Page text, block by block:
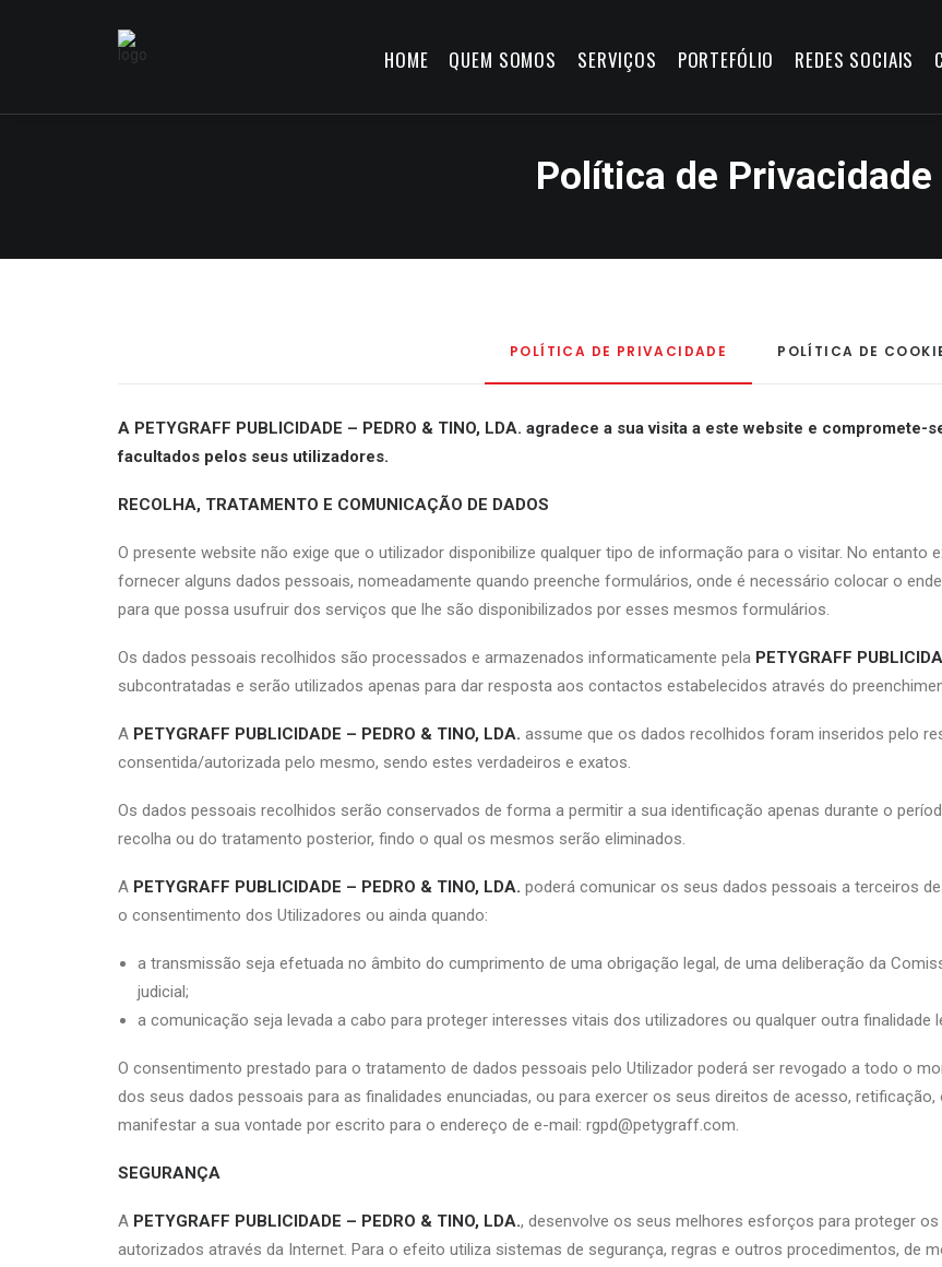
HOME QUEM SOMOS SERVIÇOS PORTEFÓLIO REDES SOCIAIS
Política de Privacidade
POLÍTICA DE PRIVACIDADE POLÍTICA DE
A PETYGRAFF PUBLICIDADE – PEDRO & TINO, LDA. agradece a sua visita a este website e
facultados pelos seus utilizadores.
RECOLHA, TRATAMENTO E COMUNICAÇÃO DE DADOS
O presente website não exige que o utilizador disponibilize qualquer tipo de informação para o visitar. No entanto
fornecer alguns dados pessoais, nomeadamente quando preenche formulários, onde é necessário colocar o
para que possa usufruir dos serviços que lhe são disponibilizados por esses mesmos formulários.
Os dados pessoais recolhidos são processados e armazenados informaticamente pela PETYGRAFF
subcontratadas e serão utilizados apenas para dar resposta aos contactos estabelecidos através do
A PETYGRAFF PUBLICIDADE – PEDRO & TINO, LDA. assume que os dados recolhidos foram inseridos pelo
consentida/autorizada pelo mesmo, sendo estes verdadeiros e exatos.
Os dados pessoais recolhidos serão conservados de forma a permitir a sua identificação apenas durante o
recolha ou do tratamento posterior, findo o qual os mesmos serão eliminados.
A PETYGRAFF PUBLICIDADE – PEDRO & TINO, LDA. poderá comunicar os seus dados pessoais a terceiros
o consentimento dos Utilizadores ou ainda quando:
a transmissão seja efetuada no âmbito do cumprimento de uma obrigação legal, de uma deliberação da
judicial;
a comunicação seja levada a cabo para proteger interesses vitais dos utilizadores ou qualquer outra finalidade
O consentimento prestado para o tratamento de dados pessoais pelo Utilizador poderá ser revogado a todo o
dos seus dados pessoais para as finalidades enunciadas, ou para exercer os seus direitos de acesso,
manifestar a sua vontade por escrito para o endereço de e-mail: rgpd@petygraff.com.
SEGURANÇA
A PETYGRAFF PUBLICIDADE – PEDRO & TINO, LDA., desenvolve os seus melhores esforços para proteger
autorizados através da Internet. Para o efeito utiliza sistemas de segurança, regras e outros procedimentos, de